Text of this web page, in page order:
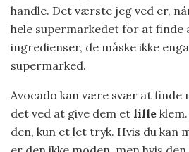
handle. Det værste jeg ved er,
hele supermarkedet for at finde
ingredienser, de måske ikke
supermarked.
Avocado kan være svær at finde
det ved at give dem et lille
den, kun et let tryk. Hvis du kan